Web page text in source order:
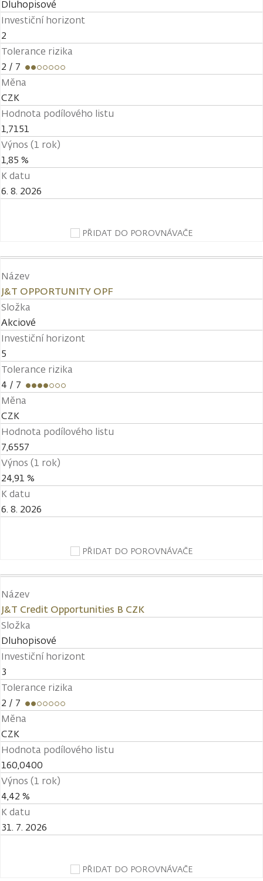
Dluhopisové
Investiční horizont
2
Tolerance rizika
2 / 7
Měna
CZK
Hodnota podílového listu
1,7151
Výnos (1 rok)
1,85 %
K datu
6. 8. 2026
PŘIDAT DO POROVNÁVAČE
Název
J&T OPPORTUNITY OPF
Složka
Akciové
Investiční horizont
5
Tolerance rizika
4 / 7
Měna
CZK
Hodnota podílového listu
7,6557
Výnos (1 rok)
24,91 %
K datu
6. 8. 2026
PŘIDAT DO POROVNÁVAČE
Název
J&T Credit Opportunities B CZK
Složka
Dluhopisové
Investiční horizont
3
Tolerance rizika
2 / 7
Měna
CZK
Hodnota podílového listu
160,0400
Výnos (1 rok)
4,42 %
K datu
31. 7. 2026
PŘIDAT DO POROVNÁVAČE